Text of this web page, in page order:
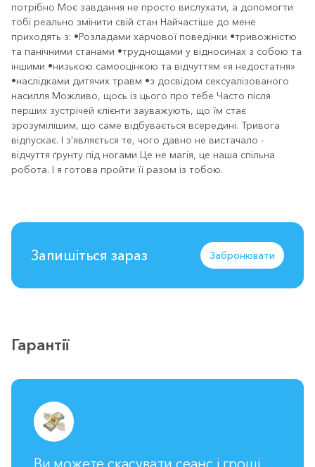
потрібно Моє завдання не просто вислухати, а допомогти
тобі реально змінити свій стан Найчастіше до мене
приходять з: •Розладами харчової поведінки •тривожністю
та панічними станами •труднощами у відносинах з собою та
іншими •низькою самооцінкою та відчуттям «я недостатня»
•наслідками дитячих травм •з досвідом сексуалізованого
насилля Можливо, щось із цього про тебе Часто після
перших зустрічей клієнти зауважують, що їм стає
зрозумілішим, що саме відбувається всередині. Тривога
відпускає. І з'являється те, чого давно не вистачало -
відчуття ґрунту під ногами Це не магія, це наша спільна
робота. І я готова пройти її разом із тобою.
Запишіться зараз Забронювати
Гарантії
Ви можете скасувати сеанс і гроші